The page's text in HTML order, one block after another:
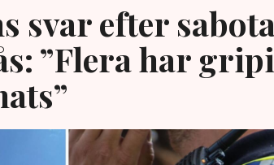
svar efter
”Flera har